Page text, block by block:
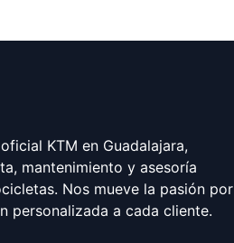
KTM en Guadalajara,
mantenimiento y asesoría
Nos mueve la pasión por
personalizada a cada cliente.